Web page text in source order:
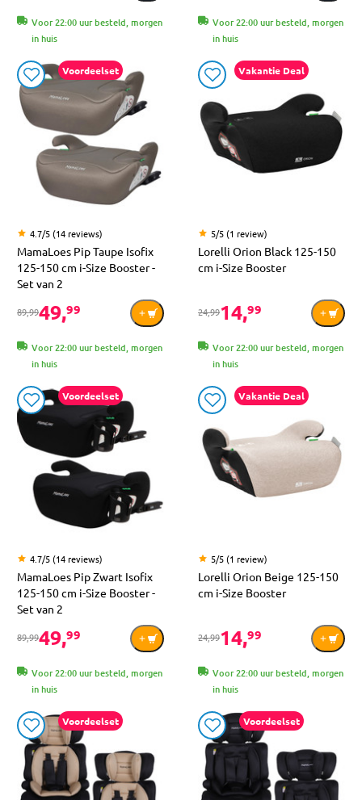
Voor 22:00 uur besteld, morgen
in huis
Voor 22:00 uur besteld, morgen
in huis
Voordeelset
4.7/5 (14 reviews)
MamaLoes Pip Taupe Isofix
125-150 cm i-Size Booster -
Set van 2
89,9949,99
Voor 22:00 uur besteld, morgen
in huis
Vakantie Deal
5/5 (1 review)
Lorelli Orion Black 125-150
cm i-Size Booster
24,9914,99
Voor 22:00 uur besteld, morgen
in huis
Voordeelset
4.7/5 (14 reviews)
MamaLoes Pip Zwart Isofix
125-150 cm i-Size Booster -
Set van 2
89,9949,99
Voor 22:00 uur besteld, morgen
in huis
Vakantie Deal
5/5 (1 review)
Lorelli Orion Beige 125-150
cm i-Size Booster
24,9914,99
Voor 22:00 uur besteld, morgen
in huis
Voordeelset Voordeelset